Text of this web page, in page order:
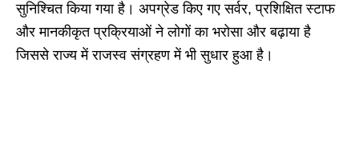
सुनिश्चित किया गया है। अपग्रेड किए गए सर्वर, प्रशिक्षित स्टाफ
और मानकीकृत प्रक्रियाओं ने लोगों का भरोसा और बढ़ाया है
जिससे राज्य में राजस्व संग्रहण में भी सुधार हुआ है।